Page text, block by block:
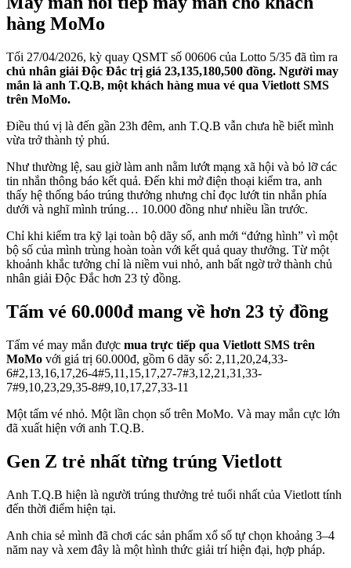
hàng MoMo
Tối 27/04/2026, kỳ quay QSMT số 00606 của Lotto 5/35 đã tìm ra
chủ nhân giải Độc Đắc trị giá 23,135,180,500 đồng. Người may
mắn là anh T.Q.B, một khách hàng mua vé qua Vietlott SMS
trên MoMo.
Điều thú vị là đến gần 23h đêm, anh T.Q.B vẫn chưa hề biết mình
vừa trở thành tỷ phú.
Như thường lệ, sau giờ làm anh nằm lướt mạng xã hội và bỏ lỡ các
tin nhắn thông báo kết quả. Đến khi mở điện thoại kiểm tra, anh
thấy hệ thống báo trúng thưởng nhưng chỉ đọc lướt tin nhắn phía
dưới và nghĩ mình trúng… 10.000 đồng như nhiều lần trước.
Chỉ khi kiểm tra kỹ lại toàn bộ dãy số, anh mới “đứng hình” vì một
bộ số của mình trùng hoàn toàn với kết quả quay thưởng. Từ một
khoảnh khắc tưởng chỉ là niềm vui nhỏ, anh bất ngờ trở thành chủ
nhân giải Độc Đắc hơn 23 tỷ đồng.
Tấm vé 60.000đ mang về hơn 23 tỷ đồng
Tấm vé may mắn được mua trực tiếp qua Vietlott SMS trên
MoMo với giá trị 60.000đ, gồm 6 dãy số: 2,11,20,24,33-
6#2,13,16,17,26-4#5,11,15,17,27-7#3,12,21,31,33-
7#9,10,23,29,35-8#9,10,17,27,33-11
Một tấm vé nhỏ. Một lần chọn số trên MoMo. Và may mắn cực lớn
đã xuất hiện với anh T.Q.B.
Gen Z trẻ nhất từng trúng Vietlott
Anh T.Q.B hiện là người trúng thưởng trẻ tuổi nhất của Vietlott tính
đến thời điểm hiện tại.
Anh chia sẻ mình đã chơi các sản phẩm xổ số tự chọn khoảng 3–4
năm nay và xem đây là một hình thức giải trí hiện đại, hợp pháp.